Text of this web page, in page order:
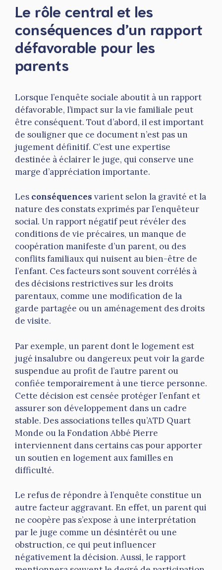
Le rôle central et les
conséquences d’un rapport
défavorable pour les
parents
Lorsque l’enquête sociale aboutit à un rapport
défavorable, l’impact sur la vie familiale peut
être conséquent. Tout d’abord, il est important
de souligner que ce document n’est pas un
jugement définitif. C’est une expertise
destinée à éclairer le juge, qui conserve une
marge d’appréciation importante.
Les conséquences varient selon la gravité et la
nature des constats exprimés par l’enquêteur
social. Un rapport négatif peut révéler des
conditions de vie précaires, un manque de
coopération manifeste d’un parent, ou des
conflits familiaux qui nuisent au bien-être de
l’enfant. Ces facteurs sont souvent corrélés à
des décisions restrictives sur les droits
parentaux, comme une modification de la
garde partagée ou un aménagement des droits
de visite.
Par exemple, un parent dont le logement est
jugé insalubre ou dangereux peut voir la garde
suspendue au profit de l’autre parent ou
confiée temporairement à une tierce personne.
Cette décision est censée protéger l’enfant et
assurer son développement dans un cadre
stable. Des associations telles qu’ATD Quart
Monde ou la Fondation Abbé Pierre
interviennent dans certains cas pour apporter
un soutien en logement aux familles en
difficulté.
Le refus de répondre à l’enquête constitue un
autre facteur aggravant. En effet, un parent qui
ne coopère pas s’expose à une interprétation
par le juge comme un désintérêt ou une
obstruction, ce qui peut influencer
négativement la décision. Aussi, le rapport